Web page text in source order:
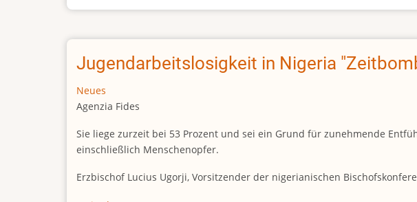
Afrikas
Größe
Jugendarbeitslosigkeit in Nigeria
Neues
Agenzia Fides
Sie liege zurzeit bei 53 Prozent und sei ein Grund für zunehmende
einschließlich Menschenopfer.
Erzbischof Lucius Ugorji, Vorsitzender der nigerianischen